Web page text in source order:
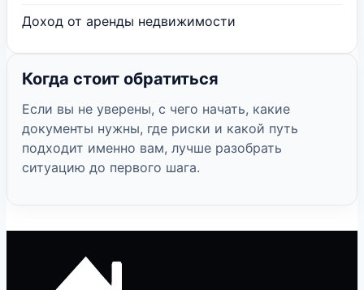
Доход от аренды недвижимости
Когда стоит обратиться
Если вы не уверены, с чего начать, какие
документы нужны, где риски и какой путь
подходит именно вам, лучше разобрать
ситуацию до первого шага.